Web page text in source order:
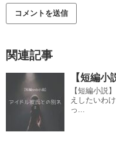
関連記事
【短編
【短編小
えしたいわ
っ...